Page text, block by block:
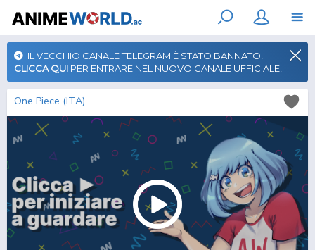
IL VECCHIO CANALE TELEGRAM È STATO BANNATO!
CLICCA QUI PER ENTRARE NEL NUOVO CANALE UFFICIALE!
One Piece (ITA)